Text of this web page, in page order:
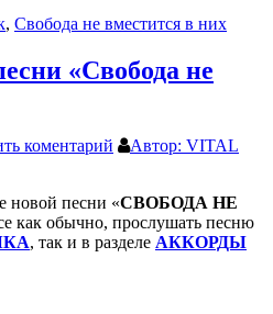
, Свобода не вместится в них
«Свобода не
коментарий Автор: VITAL
новой песни «СВОБОДА НЕ
как обычно, прослушать песню
, так и в разделе АККОРДЫ